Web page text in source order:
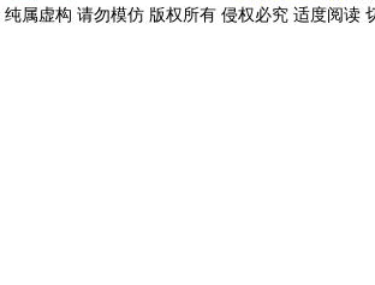
纯属虚构 请勿模仿 版权所有 侵权必究 适度阅读